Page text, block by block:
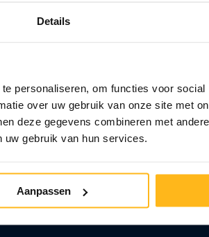
Details
personaliseren, om functies voor
over uw gebruik van onze site met
deze gegevens combineren met
gebruik van hun services.
Aanpassen